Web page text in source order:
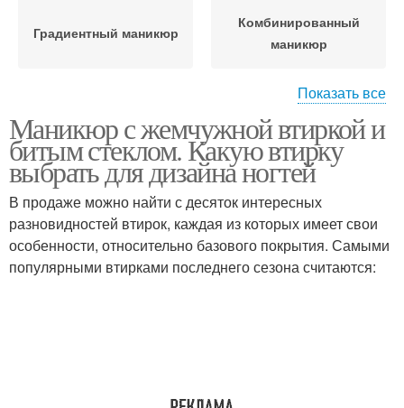
Градиентный маникюр
Комбинированный
маникюр
Жемчужная втирка
Показать все
Маникюр с жемчужной втиркой и
битым стеклом. Какую втирку
выбрать для дизайна ногтей
В продаже можно найти с десяток интересных
разновидностей втирок, каждая из которых имеет свои
особенности, относительно базового покрытия. Самыми
популярными втирками последнего сезона считаются: